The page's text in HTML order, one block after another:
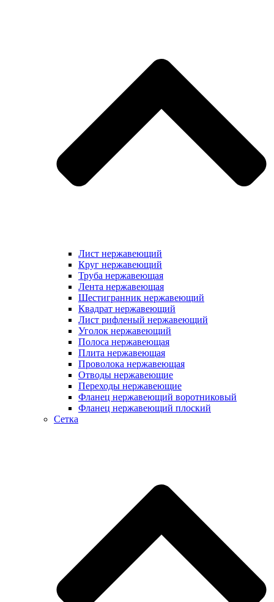
Лист нержавеющий
Круг нержавеющий
Труба нержавеющая
Лента нержавеющая
Шестигранник нержавеющий
Квадрат нержавеющий
Лист рифленый нержавеющий
Уголок нержавеющий
Полоса нержавеющая
Плита нержавеющая
Проволока нержавеющая
Отводы нержавеющие
Переходы нержавеющие
Фланец нержавеющий воротниковый
Фланец нержавеющий плоский
Сетка